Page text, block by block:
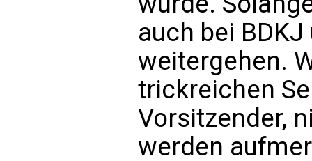
auch bei
weitergehen.
trickreichen
Vorsitzender,
werden